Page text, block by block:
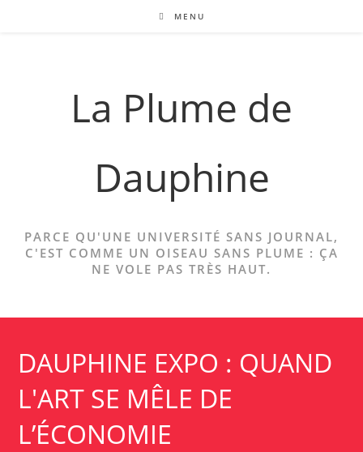
MENU
La Plume de
Dauphine
PARCE QU'UNE UNIVERSITÉ SANS JOURNAL,
C'EST COMME UN OISEAU SANS PLUME : ÇA
NE VOLE PAS TRÈS HAUT.
DAUPHINE EXPO : QUAND
L'ART SE MÊLE DE
L’ÉCONOMIE